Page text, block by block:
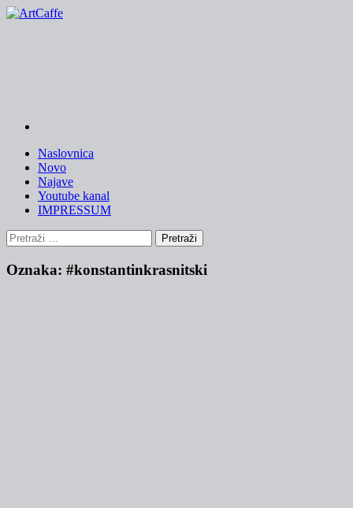
Skip
Naslovnica
Novo
Najave
Youtube kanal
IMPRESSUM
Pretraži:
Oznaka: #konstantinkrasnitski